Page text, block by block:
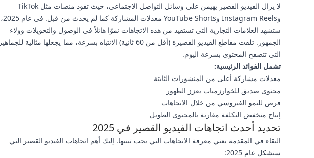
لا يزال الفيديو القصير يهيمن على وسائل التواصل الاجتماعي، حيث تقود منصات مثل TikTok
وInstagram Reels وYouTube Shorts معدلات المشاركة كما لم يحدث من قبل. في عام 2025،
ستشهد العلامات التجارية التي تستفيد من هذه الاتجاهات نموًا هائلاً في الوصول والتحويلات وولاء
الجمهور. تلفت مقاطع الفيديو القصيرة (أقل من 60 ثانية) الانتباه بسرعة، مما يجعلها مثالية للجماهير
التي تتصفح المحتوى بسرعة اليوم.
تشمل الفوائد الرئيسية:
معدلات مشاركة أعلى من المنشورات الثابتة
محتوى صديق للخوارزميات يعزز الظهور
فرص للنمو الفيروسي من خلال الاتجاهات
إنتاج منخفض التكلفة مقارنة بالمحتوى الطويل
تحديد أحدث اتجاهات الفيديو القصير في 2025
البقاء في المقدمة يعني معرفة الاتجاهات التي يجب تبنيها. إليك أهم اتجاهات الفيديو القصير التي
ستشكل عام 2025: